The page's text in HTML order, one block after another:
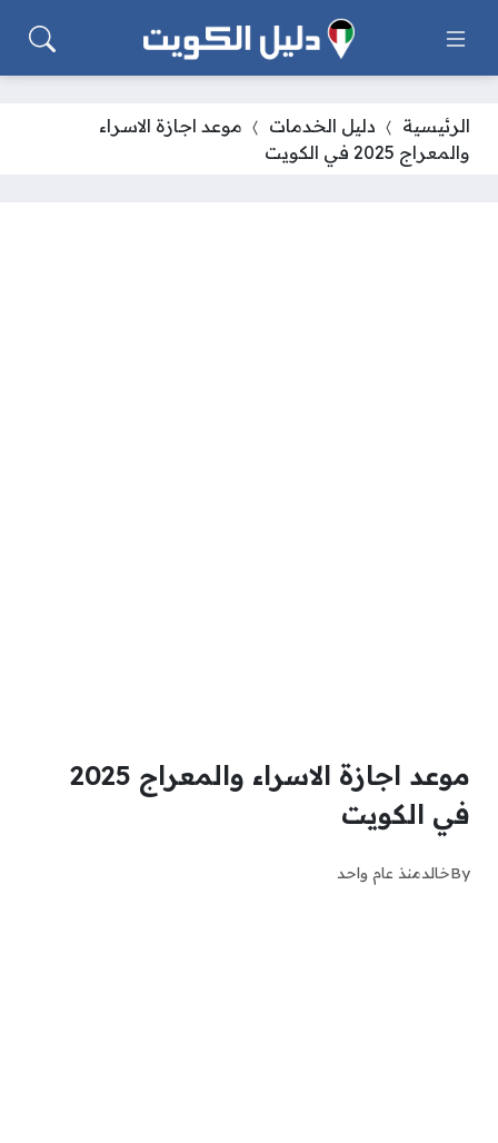
الرئيسية دليل الخدمات
موعد اجازة الاسراء
والمعراج 2025 في الكويت
موعد اجازة الاسراء والمعراج 2025
في الكويت
Byخالدمنذ عام واحد